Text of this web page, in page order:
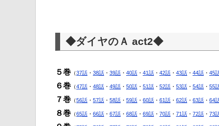
◆ダイヤのＡ act2◆
５巻 （37話 ・ 38話 ・ 39話 ・ 40話 ・ 41話 ・ 42話 ・ 43話 ・ 44話 ・ 45
６巻 （47話 ・ 48話 ・ 49話 ・ 50話 ・ 51話 ・ 52話 ・ 53話 ・ 54話 ・ 55
７巻 （56話 ・ 57話 ・ 58話 ・ 59話 ・ 60話 ・ 61話 ・ 62話 ・ 63話 ・ 64
８巻 （65話 ・ 66話 ・ 67話 ・ 68話 ・ 69話 ・ 70話 ・ 71話 ・ 72話 ・ 73